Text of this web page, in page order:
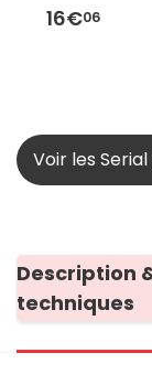
16€06
Voir les Serial
Description
techniques